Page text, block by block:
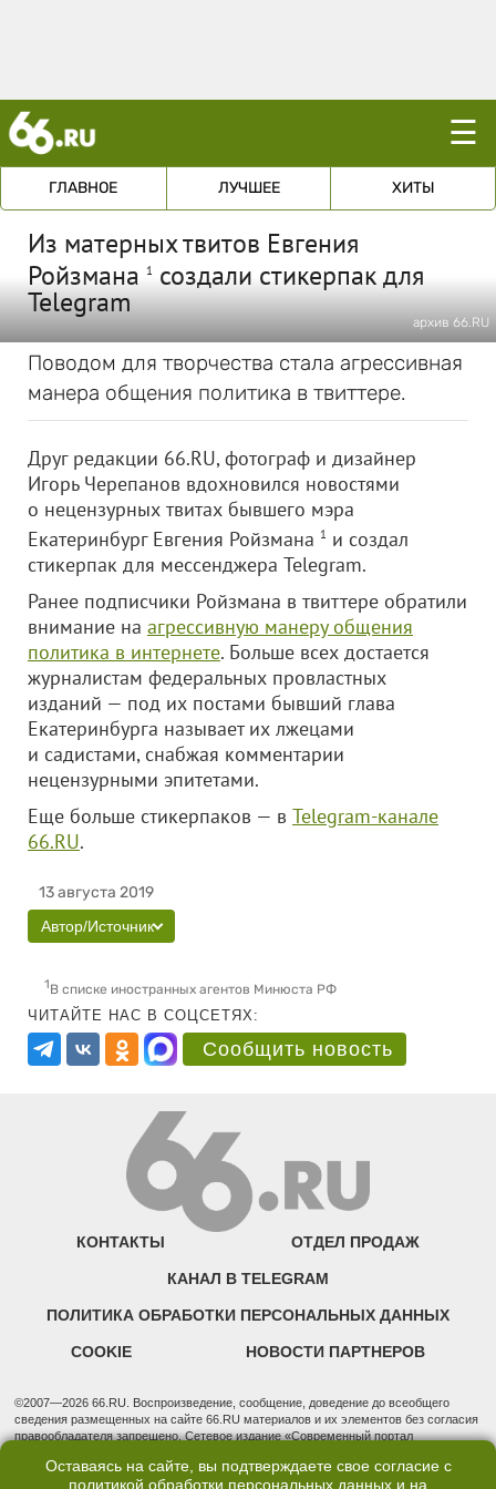
☰
ГЛАВНОЕ ЛУЧШЕЕ ХИТЫ
Из матерных твитов Евгения
Ройзмана 1 создали стикерпак для
Telegram
архив 66.RU
Поводом для творчества стала агрессивная
манера общения политика в твиттере.
Друг редакции 66.RU, фотограф и дизайнер
Игорь Черепанов вдохновился новостями
о нецензурных твитах бывшего мэра
Екатеринбург Евгения Ройзмана 1 и создал
стикерпак для мессенджера Telegram.
Ранее подписчики Ройзмана в твиттере обратили
внимание на агрессивную манеру общения
политика в интернете. Больше всех достается
журналистам федеральных провластных
изданий — под их постами бывший глава
Екатеринбурга называет их лжецами
и садистами, снабжая комментарии
нецензурными эпитетами.
Еще больше стикерпаков — в Telegram-канале
66.RU.
13 августа 2019
Автор/Источник
1В списке иностранных агентов Минюста РФ
ЧИТАЙТЕ НАС В СОЦСЕТЯХ:
Сообщить новость
КОНТАКТЫ ОТДЕЛ ПРОДАЖ
КАНАЛ В TELEGRAM
ПОЛИТИКА ОБРАБОТКИ ПЕРСОНАЛЬНЫХ ДАННЫХ
COOKIE НОВОСТИ ПАРТНЕРОВ
©2007—2026 66.RU. Воспроизведение, сообщение, доведение до всеобщего
сведения размещенных на сайте 66.RU материалов и их элементов без согласия
правообладателя запрещено. Сетевое издание «Современный портал
надзору в сфере связи, информационных технологий и массовых коммуникаций
(Роскомнадзор). Регистрационный номер ЭЛ № ФС 77 - 76634 от 02.09.2019
Оставаясь на сайте, вы подтверждаете свое согласие с
политикой обработки персональных данных и на